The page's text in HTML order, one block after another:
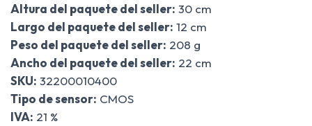
Altura del paquete del seller: 30 cm
Largo del paquete del seller: 12 cm
Peso del paquete del seller: 208 g
Ancho del paquete del seller: 22 cm
SKU: 32200010400
Tipo de sensor: CMOS
IVA: 21 %